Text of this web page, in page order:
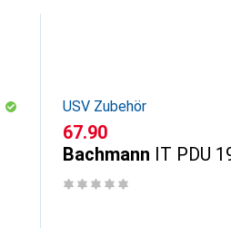
USV Zubehör
CHF
67.90
Bachmann IT PDU